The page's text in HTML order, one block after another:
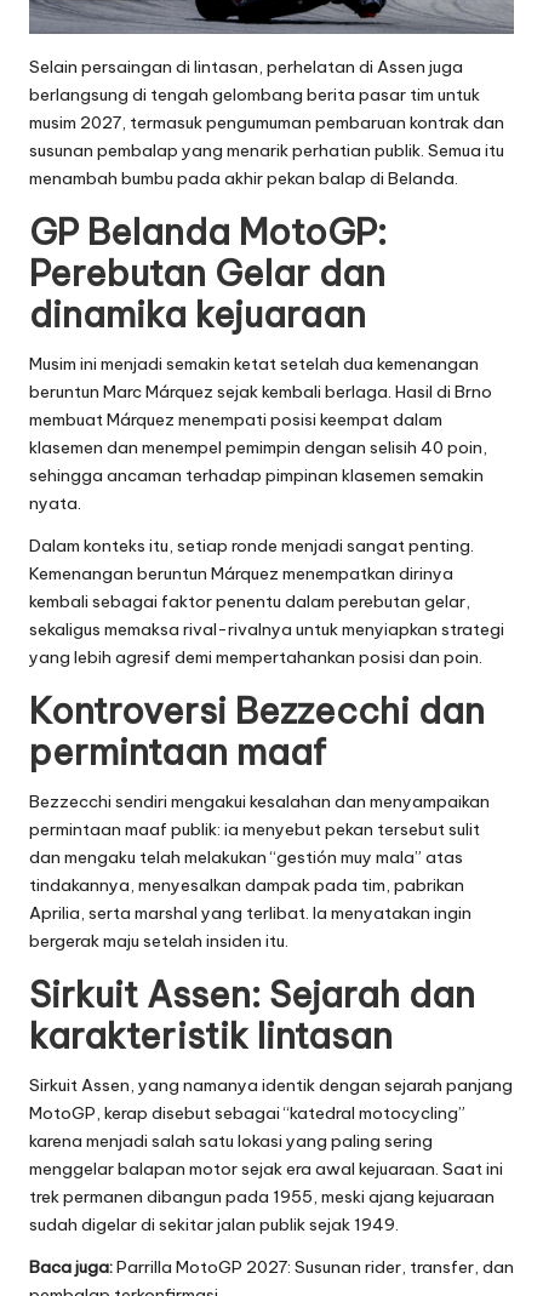
Selain persaingan di lintasan, perhelatan di Assen juga
berlangsung di tengah gelombang berita pasar tim untuk
musim 2027, termasuk pengumuman pembaruan kontrak dan
susunan pembalap yang menarik perhatian publik. Semua itu
menambah bumbu pada akhir pekan balap di Belanda.
GP Belanda MotoGP:
Perebutan Gelar dan
dinamika kejuaraan
Musim ini menjadi semakin ketat setelah dua kemenangan
beruntun Marc Márquez sejak kembali berlaga. Hasil di Brno
membuat Márquez menempati posisi keempat dalam
klasemen dan menempel pemimpin dengan selisih 40 poin,
sehingga ancaman terhadap pimpinan klasemen semakin
nyata.
Dalam konteks itu, setiap ronde menjadi sangat penting.
Kemenangan beruntun Márquez menempatkan dirinya
kembali sebagai faktor penentu dalam perebutan gelar,
sekaligus memaksa rival-rivalnya untuk menyiapkan strategi
yang lebih agresif demi mempertahankan posisi dan poin.
Kontroversi Bezzecchi dan
permintaan maaf
Bezzecchi sendiri mengakui kesalahan dan menyampaikan
permintaan maaf publik: ia menyebut pekan tersebut sulit
dan mengaku telah melakukan “gestión muy mala” atas
tindakannya, menyesalkan dampak pada tim, pabrikan
Aprilia, serta marshal yang terlibat. Ia menyatakan ingin
bergerak maju setelah insiden itu.
Sirkuit Assen: Sejarah dan
karakteristik lintasan
Sirkuit Assen, yang namanya identik dengan sejarah panjang
MotoGP, kerap disebut sebagai “katedral motocycling”
karena menjadi salah satu lokasi yang paling sering
menggelar balapan motor sejak era awal kejuaraan. Saat ini
trek permanen dibangun pada 1955, meski ajang kejuaraan
sudah digelar di sekitar jalan publik sejak 1949.
Baca juga:Parrilla MotoGP 2027: Susunan rider, transfer, dan